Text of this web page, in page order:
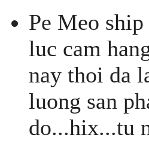
Pe Meo
luc cam
nay thoi da
luong san
do...hix...tu